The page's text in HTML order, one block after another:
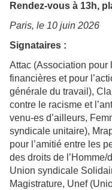
Rendez-vous à 13h,
Paris, le 10 juin 2026
Signataires :
Attac (Association pour
financières et pour
générale du travail),
contre le racisme et
venu-es d’ailleurs,
syndicale unitaire),
pour l’amitié entre les
des droits de
Union syndicale
Magistrature, Unef